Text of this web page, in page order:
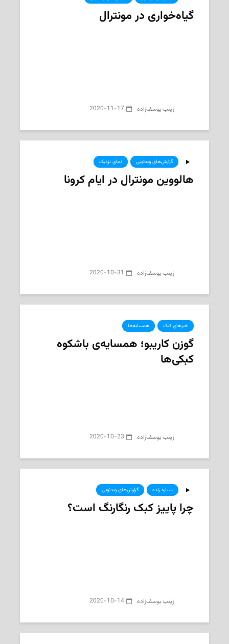
گیاه‌خواری در مونترال
‌ زینب یوسف‌زاده 2020-11-17
گزارش‌های ویدئویی نمای نزدیک
هالووین مونترال در ایام کرونا
‌ زینب یوسف‌زاده 2020-10-31
خبرهای کبک همسایه‌ها
گوزن کاریبو؛ همسایه‌ی باشکوه
کبکی‌ها
‌ زینب یوسف‌زاده 2020-10-23
سیاره زنده گزارش‌های ویدئویی
چرا پاییز کبک رنگارنگ است؟
‌ زینب یوسف‌زاده 2020-10-14